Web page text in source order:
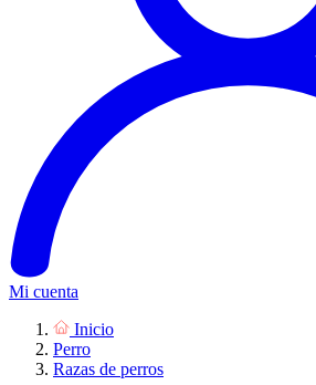
Mi cuenta
Inicio
Perro
Razas de perros